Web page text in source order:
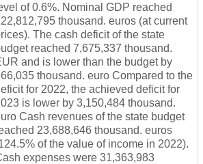
of 0.6%. Nominal GDP reached
thousand. euros (at current
The cash deficit of the state
reached 7,675,337 thousand.
and is lower than the budget by
thousand. euro Compared to the
for 2022, the achieved deficit for
is lower by 3,150,484 thousand.
Cash revenues of the state budget
23,688,646 thousand. euros
of the value of income in 2022).
expenses were 31,363,983